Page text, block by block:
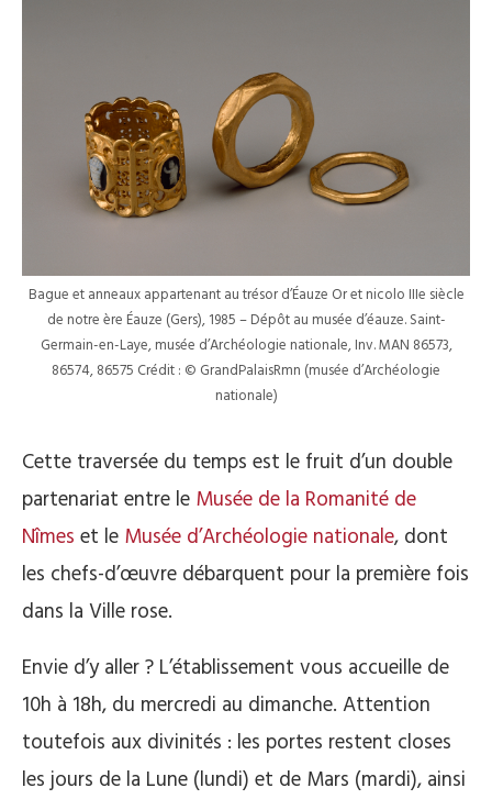
Bague et anneaux appartenant au trésor d’Éauze Or et nicolo IIIe siècle
de notre ère Éauze (Gers), 1985 – Dépôt au musée d’éauze. Saint-
Germain-en-Laye, musée d’Archéologie nationale, Inv. MAN 86573,
86574, 86575 Crédit : © GrandPalaisRmn (musée d’Archéologie
nationale)
Cette traversée du temps est le fruit d’un double
partenariat entre le Musée de la Romanité de
Nîmes et le Musée d’Archéologie nationale, dont
les chefs-d’œuvre débarquent pour la première fois
dans la Ville rose.
Envie d’y aller ? L’établissement vous accueille de
10h à 18h, du mercredi au dimanche. Attention
toutefois aux divinités : les portes restent closes
les jours de la Lune (lundi) et de Mars (mardi), ainsi